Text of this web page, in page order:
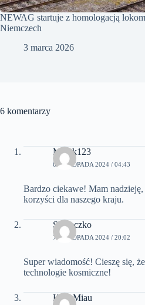
NEWAG startuje z homologacją
Niemczech
3 marca 2026
6 komentarzy
Marek123
6 LISTOPADA 2024 / 04:43
Bardzo ciekawe! Mam
korzyści dla naszego kraju.
Słoneczko
7 LISTOPADA 2024 / 20:02
Super wiadomość! Cieszę się,
technologie kosmiczne!
KiciaMiau